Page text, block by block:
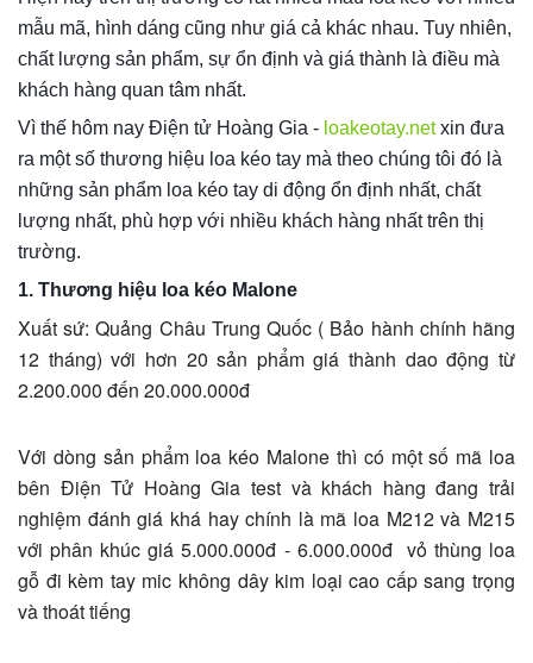
mẫu mã, hình dáng cũng như giá cả khác nhau. Tuy nhiên,
chất lượng sản phẩm, sự ổn định và giá thành là điều mà
khách hàng quan tâm nhất.
Vì thế hôm nay Điện tử Hoàng Gia - loakeotay.netxin đưa
ra một số thương hiệu loa kéo tay mà theo chúng tôi đó là
những sản phẩm loa kéo tay di động ổn định nhất, chất
lượng nhất, phù hợp với nhiều khách hàng nhất trên thị
trường.
1. Thương hiệu loa kéo Malone
Xuất sứ: Quảng Châu Trung Quốc ( Bảo hành chính hãng
12 tháng) với hơn 20 sản phẩm giá thành dao động từ
2.200.000 đến 20.000.000đ
Với dòng sản phẩm loa kéo Malone thì có một số mã loa
bên Điện Tử Hoàng Gia test và khách hàng đang trải
nghiệm đánh giá khá hay chính là mã loa M212 và M215
với phân khúc giá 5.000.000đ - 6.000.000đ vỏ thùng loa
gỗ đi kèm tay mic không dây kim loại cao cấp sang trọng
và thoát tiếng